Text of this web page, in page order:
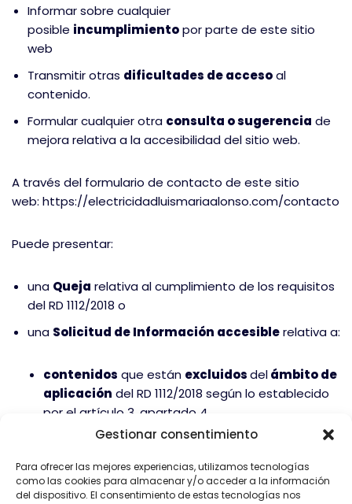
Gestionar consentimiento
Para ofrecer las mejores experiencias, utilizamos tecnologías
como las cookies para almacenar y/o acceder a la información
del dispositivo. El consentimiento de estas tecnologías nos
Informar sobre cualquier
posible incumplimientopor parte de este sitio
web
Transmitir otras dificultades de accesoal
contenido.
Formular cualquier otra consulta o sugerencia de
mejora relativa a la accesibilidad del sitio web.
A través del formulario de contacto de este sitio
web: https://electricidadluismariaalonso.com/contacto
Puede presentar:
una Queja relativa al cumplimiento de los requisitos
del RD 1112/2018 o
una Solicitud de Información accesiblerelativa a:
contenidos que están excluidosdelámbito de
aplicación del RD 1112/2018 según lo establecido
por el artículo 3, apartado 4.
contenidosque
requisitos de accesibilidad por imponer
unacarga desproporcionada.